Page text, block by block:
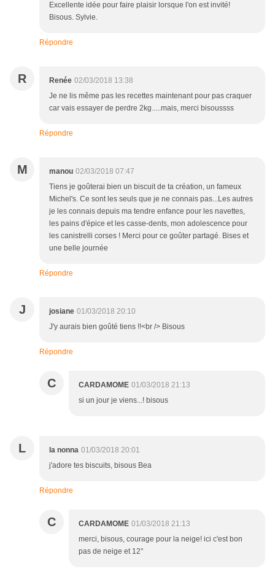
Excellente idée pour faire plaisir lorsque l'on est invité!
Bisous. Sylvie.
Répondre
R Renée 02/03/2018 13:38
Je ne lis même pas les recettes maintenant pour pas craquer
car vais essayer de perdre 2kg.....mais, merci bisoussss
Répondre
M manou 02/03/2018 07:47
Tiens je goûterai bien un biscuit de ta création, un fameux
Michel's. Ce sont les seuls que je ne connais pas...Les autres
je les connais depuis ma tendre enfance pour les navettes,
les pains d'épice et les casse-dents, mon adolescence pour
les canistrelli corses ! Merci pour ce goûter partagé. Bises et
une belle journée
Répondre
J josiane 01/03/2018 20:10
J'y aurais bien goûté tiens !!<br /> Bisous
Répondre
C CARDAMOME 01/03/2018 21:13
si un jour je viens...! bisous
L la nonna 01/03/2018 20:01
j'adore tes biscuits, bisous Bea
Répondre
C CARDAMOME 01/03/2018 21:13
merci, bisous, courage pour la neige! ici c'est bon
pas de neige et 12°